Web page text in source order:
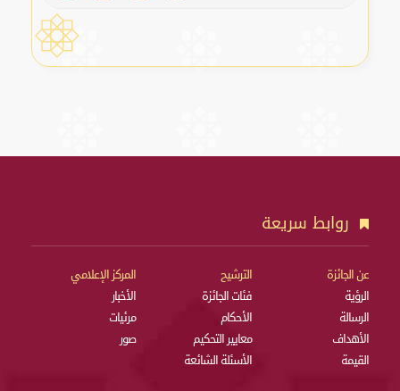
روابط سريعة
عن الجائزة
الرؤية
الرسالة
الأهداف
القيمة
الترشيح
فئات الجائزة
الأحكام
معايير التحكيم
الأسئلة الشائعة
المركز الإعلامي
الأخبار
مرئيات
صور